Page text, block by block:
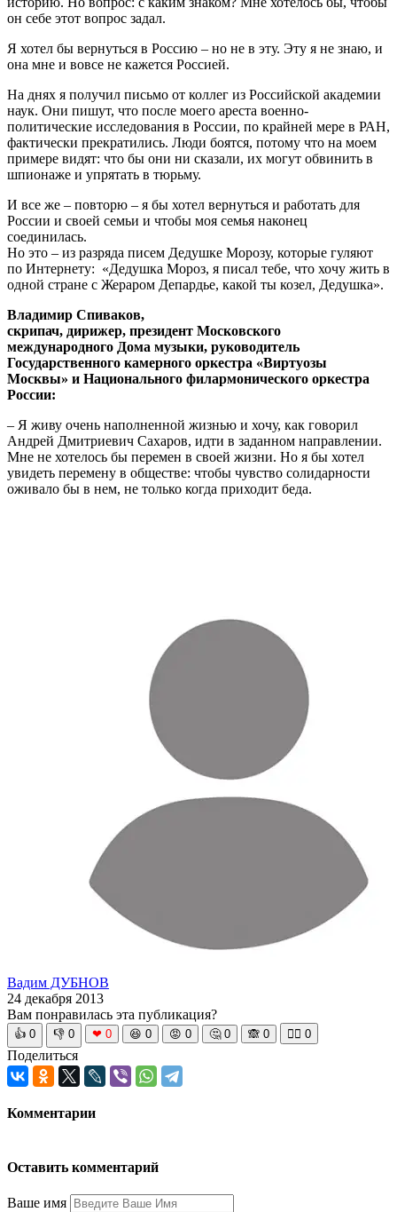
он себе этот вопрос задал.
Я хотел бы вернуться в Россию – но не в эту. Эту я не знаю, и
она мне и вовсе не кажется Россией.
На днях я получил письмо от коллег из Российской академии
наук. Они пишут, что после моего ареста военно-
политические исследования в России, по крайней мере в РАН,
фактически прекратились. Люди боятся, потому что на моем
примере видят: что бы они ни сказали, их могут обвинить в
шпионаже и упрятать в тюрьму.
И все же – повторю – я бы хотел вернуться и работать для
России и своей семьи и чтобы моя семья наконец
соединилась.
Но это – из разряда писем Дедушке Морозу, которые гуляют
по Интернету: «Дедушка Мороз, я писал тебе, что хочу жить в
одной стране с Жераром Депардье, какой ты козел, Дедушка».
Владимир Спиваков,
скрипач, дирижер, президент Московского
международного Дома музыки, руководитель
Государственного камерного оркестра «Виртуозы
Москвы» и Национального филармонического оркестра
России:
– Я живу очень наполненной жизнью и хочу, как говорил
Андрей Дмитриевич Сахаров, идти в заданном направлении.
Мне не хотелось бы перемен в своей жизни. Но я бы хотел
увидеть перемену в обществе: чтобы чувство солидарности
оживало бы в нем, не только когда приходит беда.
Вадим ДУБНОВ
24 декабря 2013
Вам понравилась эта публикация?
👍 0 👎 0 ❤ 0 😆 0 😡 0 🤔 0 🙈 0 🧘‍♀️ 0
Поделиться
Комментарии
Оставить комментарий
Ваше имя